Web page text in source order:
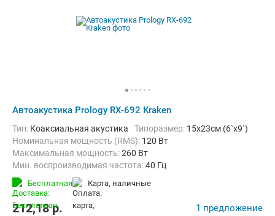
Автоакустика Prology RX-692 Kraken
тип: Коаксиальная акустика Типоразмер: 15x23см (6`x9`)
Номинальная мощность (RMS): 120 Вт
Максимальная мощность:260 Вт
Мин. воспроизводимая частота:40 Гц
Макс. воспроизводимая частота:
Бесплатная карта, наличные
212,18p. 1 предложение